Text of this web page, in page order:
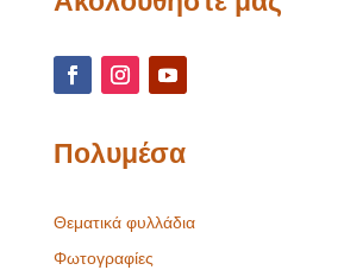
Πολυμέσα
Θεματικά φυλλάδια
Φωτογραφίες